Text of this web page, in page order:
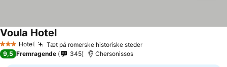
3 StjernerHotel Tæt på romerske historiske steder
Voula Hotel
9,5 Fremragende 345 Chersonissos